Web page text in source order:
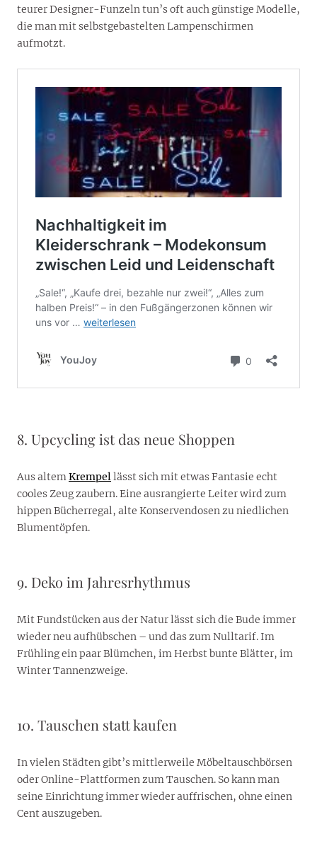
teurer Designer-Funzeln tun’s oft auch günstige Modelle,
die man mit selbstgebastelten Lampenschirmen
aufmotzt.
8. Upcycling ist das neue Shoppen
Aus altemKrempellässt sich mit etwas Fantasie echt
cooles Zeug zaubern. Eine ausrangierte Leiter wird zum
hippen Bücherregal, alte Konservendosen zu niedlichen
Blumentöpfen.
9. Deko im Jahresrhythmus
Mit Fundstücken aus der Natur lässt sich die Bude immer
wieder neu aufhübschen – und das zum Nulltarif. Im
Frühling ein paar Blümchen, im Herbst bunte Blätter, im
Winter Tannenzweige.
10. Tauschen statt kaufen
In vielen Städten gibt’s mittlerweile Möbeltauschbörsen
oder Online-Plattformen zum Tauschen. So kann man
seine Einrichtung immer wieder auffrischen, ohne einen
Cent auszugeben.